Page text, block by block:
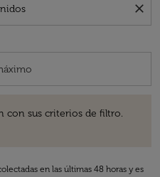
close
con sus criterios de filtro.
en las últimas 48 horas y es